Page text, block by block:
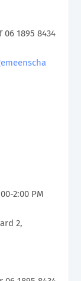
1895 8434
2:00 PM
2,